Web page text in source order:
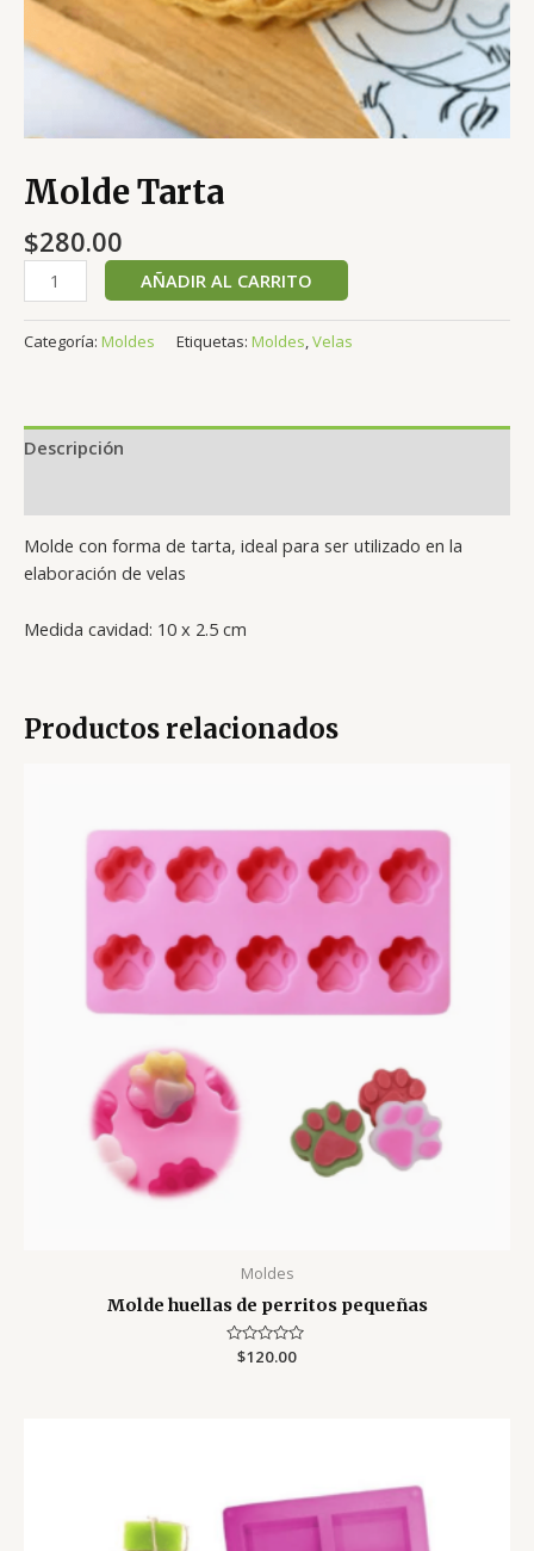
Molde Tarta
$280.00
AÑADIR AL CARRITO
Categoría: Moldes Etiquetas: Moldes,Velas
Descripción
Molde con forma de tarta, ideal para ser utilizado en la
elaboración de velas
Medida cavidad: 10 x 2.5 cm
Productos relacionados
Moldes
Molde huellas de perritos pequeñas
Valorado
$120.00